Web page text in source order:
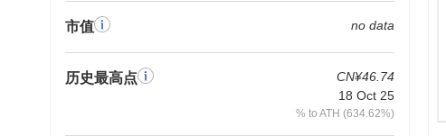
市值 no data
历史最高点
CN¥46.74
18 Oct 25
% to ATH (634.62%)